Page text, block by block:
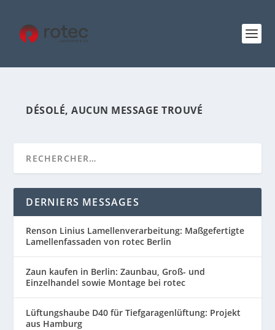
DÉSOLÉ, AUCUN MESSAGE TROUVÉ
DERNIERS MESSAGES
Renson Linius Lamellenverarbeitung: Maßgefertigte
Lamellenfassaden von rotec Berlin
Zaun kaufen in Berlin: Zaunbau, Groß- und
Einzelhandel sowie Montage bei rotec
Lüftungshaube D40 für Tiefgaragenlüftung: Projekt
aus Hamburg